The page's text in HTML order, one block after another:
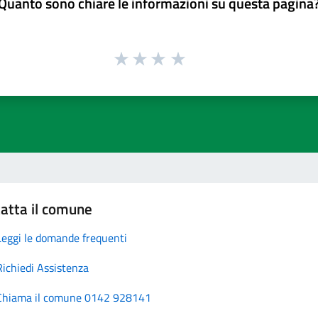
il comune
le domande frequenti
Assistenza
il comune 0142 928141